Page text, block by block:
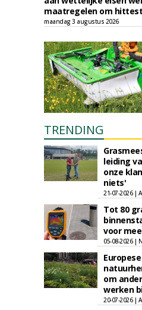
maatregelen om
maandag 3 augustus 2026
TRENDING
leiding
onze
niets'
21-07-2026 |
Tot 80
voor
05-08-2026 |
Europese
om
werken
20-07-2026 |